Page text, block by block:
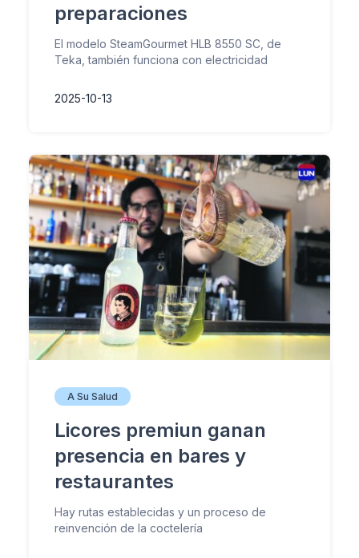
preparaciones
El modelo SteamGourmet HLB 8550 SC, de
Teka, también funciona con electricidad
2025-10-13
A Su Salud
Licores premiun ganan
presencia en bares y
restaurantes
Hay rutas establecidas y un proceso de
reinvención de la coctelería